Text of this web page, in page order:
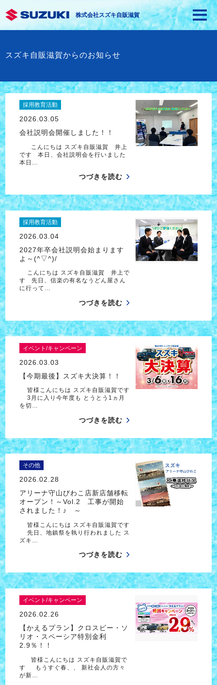
株式会社スズキ自販滋賀
スズキ自販滋賀からのお知らせ
採用教育活動
2026.03.05
会社説明会開催しました！！
こんにちは スズキ自販滋賀 井上
です 本日、会社説明会を行いました
本日…
つづきを読む
採用教育活動
2026.03.04
2027年卒会社説明会始まります
よ～(^▽^)/
こんにちは スズキ自販滋賀 井上で
す 先日、信楽の有名なうどん屋さん
に行って…
つづきを読む
イベント/キャンペーン
2026.03.03
【今期最後】スズキ大決算！！
皆様こんにちは スズキ自販滋賀です
3月に入り今年度も とうとう1ヵ月
を切…
つづきを読む
その他
2026.02.28
アリーナ守山びわこ店新店舗移転
オープン！～Vol.2 工事が開始
されました！♪ ～
皆様こんにちは スズキ自販滋賀です
先日、地鎮祭を執り行われました ス
ズキ…
つづきを読む
イベント/キャンペーン
2026.02.26
【かえるプラン】クロスビー・ソ
リオ・スペーシア特別金利
2.9％！！
皆様こんにちは スズキ自販滋賀で
す もうすぐ春、、 新社会人の方々
が新…